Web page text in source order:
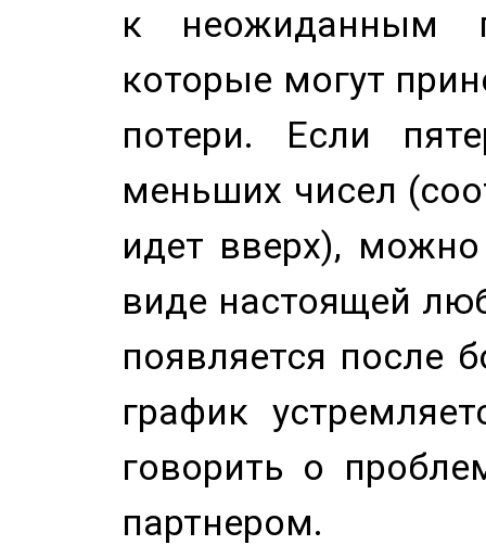
к неожиданным
которые могут
потери. Если
меньших чисел
идет вверх),
виде настоящей
появляется после
график
говорить о
партнером.